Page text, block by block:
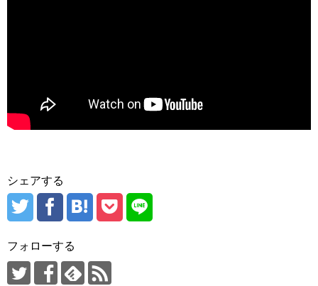
シェアする
フォローする